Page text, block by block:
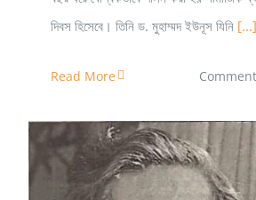
দিবস হিসেবে। তিনি ড. মুহাম্মদ ইউনূস যিনি [...]
Read More